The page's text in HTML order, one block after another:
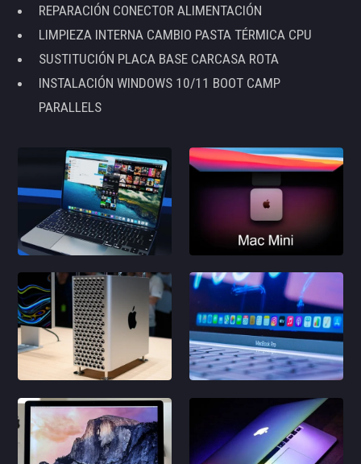
REPARACIÓN CONECTOR ALIMENTACIÓN
LIMPIEZA INTERNA CAMBIO PASTA TÉRMICA CPU
SUSTITUCIÓN PLACA BASE CARCASA ROTA
INSTALACIÓN WINDOWS 10/11 BOOT CAMP
PARALLELS